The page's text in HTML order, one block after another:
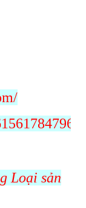
Loại sản